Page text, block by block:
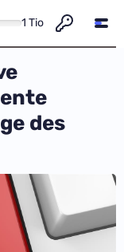
1 Tio
des